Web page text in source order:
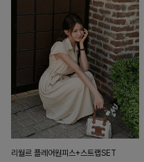
리월르 플레어원피스+스트랩SET